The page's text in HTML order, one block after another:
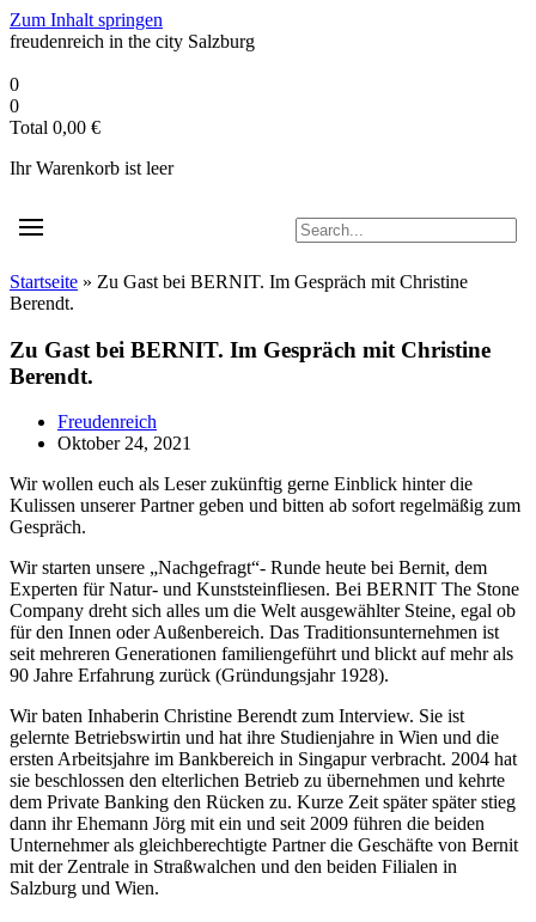
Zum Inhalt springen
freudenreich in the city Salzburg
0
0
Total 0,00 €
Ihr Warenkorb ist leer
Startseite » Zu Gast bei BERNIT. Im Gespräch mit Christine
Berendt.
Zu Gast bei BERNIT. Im Gespräch mit Christine
Berendt.
Freudenreich
Oktober 24, 2021
Wir wollen euch als Leser zukünftig gerne Einblick hinter die
Kulissen unserer Partner geben und bitten ab sofort regelmäßig zum
Gespräch.
Wir starten unsere „Nachgefragt“- Runde heute bei Bernit, dem
Experten für Natur- und Kunststeinfliesen. Bei BERNIT The Stone
Company dreht sich alles um die Welt ausgewählter Steine, egal ob
für den Innen oder Außenbereich. Das Traditionsunternehmen ist
seit mehreren Generationen familiengeführt und blickt auf mehr als
90 Jahre Erfahrung zurück (Gründungsjahr 1928).
Wir baten Inhaberin Christine Berendt zum Interview. Sie ist
gelernte Betriebswirtin und hat ihre Studienjahre in Wien und die
ersten Arbeitsjahre im Bankbereich in Singapur verbracht. 2004 hat
sie beschlossen den elterlichen Betrieb zu übernehmen und kehrte
dem Private Banking den Rücken zu. Kurze Zeit später später stieg
dann ihr Ehemann Jörg mit ein und seit 2009 führen die beiden
Unternehmer als gleichberechtigte Partner die Geschäfte von Bernit
mit der Zentrale in Straßwalchen und den beiden Filialen in
Salzburg und Wien.